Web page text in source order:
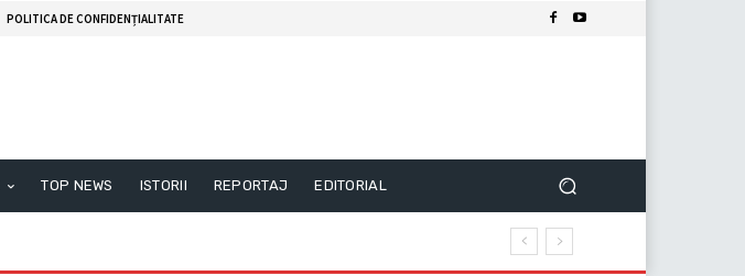
POLITICA DE CONFIDENȚIALITATE
TOP NEWS ISTORII REPORTAJ EDITORIAL